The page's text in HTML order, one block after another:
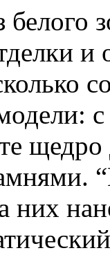
и
них